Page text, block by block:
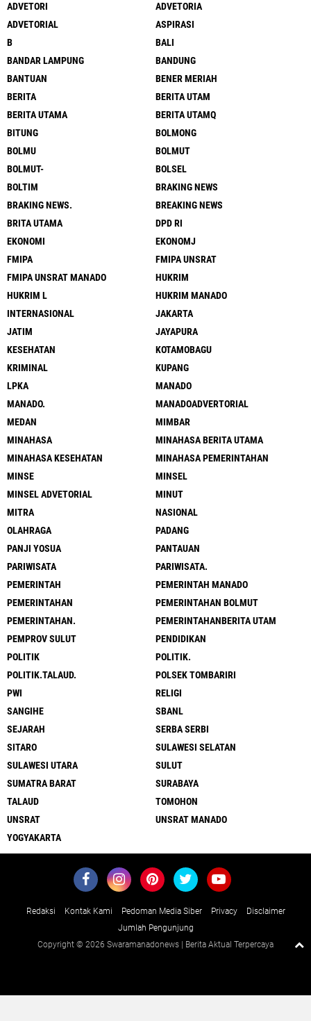
ADVETORI
ADVETORIA
ADVETORIAL
ASPIRASI
B
BALI
BANDAR LAMPUNG
BANDUNG
BANTUAN
BENER MERIAH
BERITA
BERITA UTAM
BERITA UTAMA
BERITA UTAMQ
BITUNG
BOLMONG
BOLMU
BOLMUT
BOLMUT-
BOLSEL
BOLTIM
BRAKING NEWS
BRAKING NEWS.
BREAKING NEWS
BRITA UTAMA
DPD RI
EKONOMI
EKONOMJ
FMIPA
FMIPA UNSRAT
FMIPA UNSRAT MANADO
HUKRIM
HUKRIM L
HUKRIM MANADO
INTERNASIONAL
JAKARTA
JATIM
JAYAPURA
KESEHATAN
KOTAMOBAGU
KRIMINAL
KUPANG
LPKA
MANADO
MANADO.
MANADOADVERTORIAL
MEDAN
MIMBAR
MINAHASA
MINAHASA BERITA UTAMA
MINAHASA KESEHATAN
MINAHASA PEMERINTAHAN
MINSE
MINSEL
MINSEL ADVETORIAL
MINUT
MITRA
NASIONAL
OLAHRAGA
PADANG
PANJI YOSUA
PANTAUAN
PARIWISATA
PARIWISATA.
PEMERINTAH
PEMERINTAH MANADO
PEMERINTAHAN
PEMERINTAHAN BOLMUT
PEMERINTAHAN.
PEMERINTAHANBERITA UTAM
PEMPROV SULUT
PENDIDIKAN
POLITIK
POLITIK.
POLITIK.TALAUD.
POLSEK TOMBARIRI
PWI
RELIGI
SANGIHE
SBANL
SEJARAH
SERBA SERBI
SITARO
SULAWESI SELATAN
SULAWESI UTARA
SULUT
SUMATRA BARAT
SURABAYA
TALAUD
TOMOHON
UNSRAT
UNSRAT MANADO
YOGYAKARTA
Redaksi Kontak Kami Pedoman Media Siber Privacy
Disclaimer
Jumlah Pengunjung
Copyright © 2026 Swaramanadonews | Berita Aktual Terpercaya